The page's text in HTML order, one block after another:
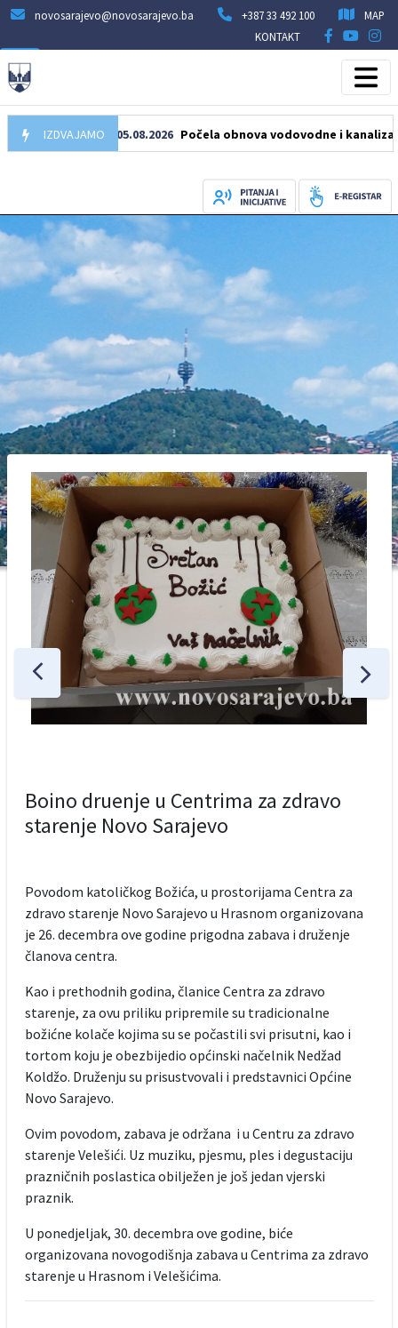
novosarajevo@novosarajevo.ba +387 33 492 100
MAP
KONTAKT
IZDVAJAMO05.08.2026 Počela obnova vodovodne i kanalizacione
Boino druenje u Centrima za zdravo
starenje Novo Sarajevo
Povodom katoličkog Božića, u prostorijama Centra za
zdravo starenje Novo Sarajevo u Hrasnom organizovana
je 26. decembra ove godine prigodna zabava i druženje
članova centra.
Kao i prethodnih godina, članice Centra za zdravo
starenje, za ovu priliku pripremile su tradicionalne
božićne kolače kojima su se počastili svi prisutni, kao i
tortom koju je obezbijedio općinski načelnik Nedžad
Koldžo. Druženju su prisustvovali i predstavnici Općine
Novo Sarajevo.
Ovim povodom, zabava je održana i u Centru za zdravo
starenje Velešići. Uz muziku, pjesmu, ples i degustaciju
prazničnih poslastica obilježen je još jedan vjerski
praznik.
U ponedjeljak, 30. decembra ove godine, biće
organizovana novogodišnja zabava u Centrima za zdravo
starenje u Hrasnom i Velešićima.